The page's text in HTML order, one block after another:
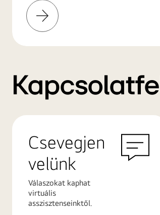
További
információk
Csevegjen
velünk
Válaszokat kaphat
virtuális
asszisztenseinktől.